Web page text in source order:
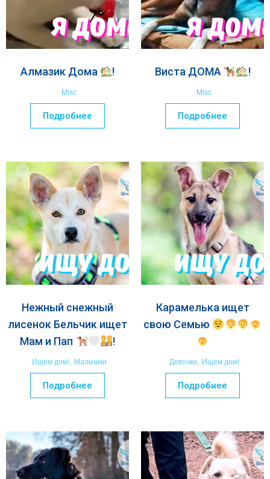
Алмазик Дома !
Misc
Подробнее
Виста ДОМА !
Misc
Подробнее
Нежный снежный
лисенок Бельчик ищет
Мам и Пап
!
Ищем дом!, Мальчики
Подробнее
Карамелька ищет
свою Семью
Девочки, Ищем дом!
Подробнее